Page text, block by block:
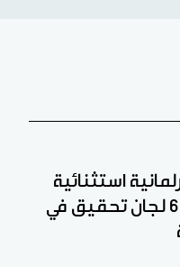
استثنائية
للمصادقة على 6 لجان تحقيق في